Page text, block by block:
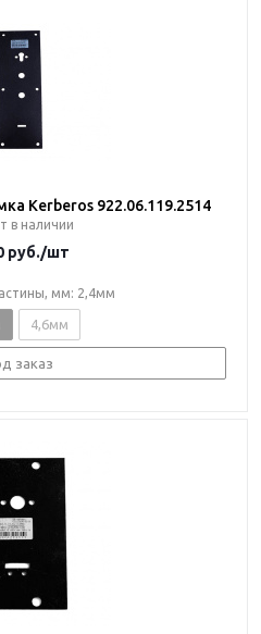
Kerberos 922.06.119.2514
в наличии
руб./шт
мм: 2,4мм
4,6мм
заказ